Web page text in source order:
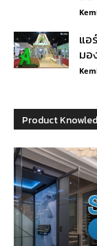
แอ
มอ
Product